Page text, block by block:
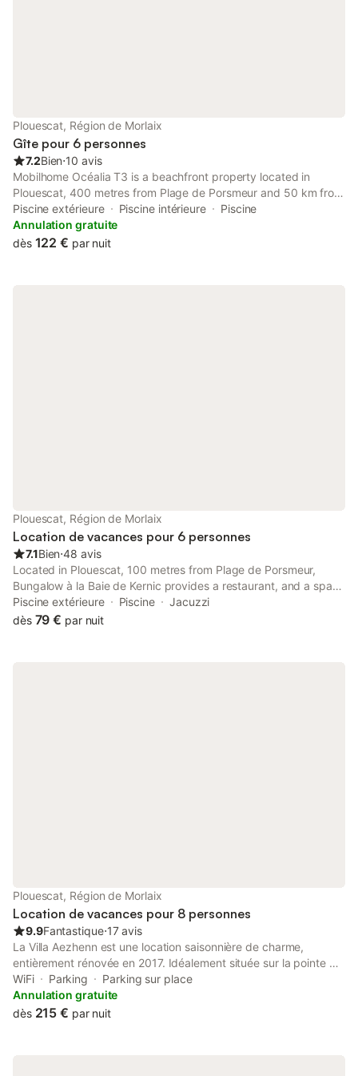
Plouescat, Région de Morlaix
Gîte pour 6 personnes
7.2Bien⋅10 avis
Mobilhome Océalia T3 is a beachfront property located in
Plouescat, 400 metres from Plage de Porsmeur and 50 km from
Oceanopolis. This apartment has a private pool, a garden and
free private parking.
Piscine extérieure Piscine intérieure
Piscine
Annulation gratuite
dès 122 € par nuit
Plouescat, Région de Morlaix
Location de vacances pour 6 personnes
7.1Bien⋅48 avis
Located in Plouescat, 100 metres from Plage de Porsmeur,
Bungalow à la Baie de Kernic provides a restaurant, and a spa
and wellness centre with an outdoor swimming pool, a sauna
and a hot tub.
Piscine extérieure Piscine
Jacuzzi
dès 79 € par nuit
Plouescat, Région de Morlaix
Location de vacances pour 8 personnes
9.9Fantastique⋅17 avis
La Villa Aezhenn est une location saisonnière de charme,
entièrement rénovée en 2017. Idéalement située sur la pointe de
Pen An Theven et à proximité immédiate de la plage de
Porsmeur, votre location bénéficie d’un emplacement de premier
choix. Cette villa, lumineuse et confortable, a été construite
WiFi Parking
Parking sur place
Annulation gratuite
dès 215 € par nuit